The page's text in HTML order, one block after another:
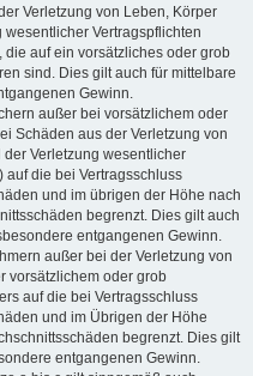
Verletzung von Leben, Körper
Vertragspflichten
auf ein vorsätzliches oder grob
sind. Dies gilt auch für mittelbare
Gewinn.
außer bei vorsätzlichem oder
Schäden aus der Verletzung von
Verletzung wesentlicher
auf die bei Vertragsschluss
und im übrigen der Höhe nach
begrenzt. Dies gilt auch
entgangenen Gewinn.
außer bei der Verletzung von
vorsätzlichem oder grob
auf die bei Vertragsschluss
und im Übrigen der Höhe
begrenzt. Dies gilt
entgangenen Gewinn.